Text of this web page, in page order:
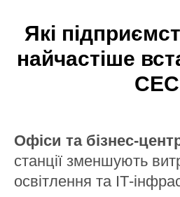
Які
найчастіше
СЕС
Офіси та бізнес-
станції зменшують
освітлення та ІТ-